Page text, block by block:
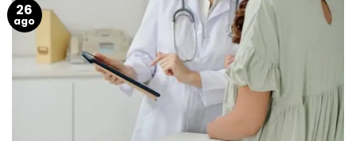
26
ago